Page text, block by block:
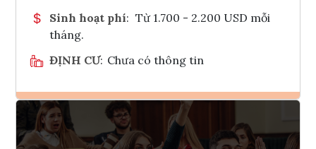
Sinh hoạt phí: Từ 1.700 - 2.200 USD mỗi
tháng.
ĐỊNH CƯ: Chưa có thông tin
Ghi danh